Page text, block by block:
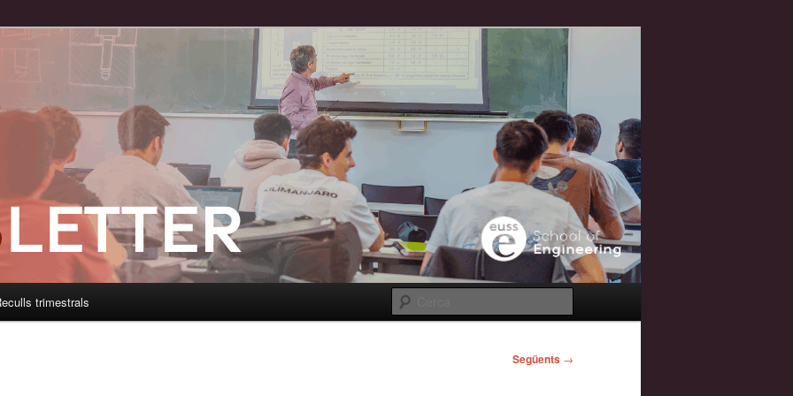
trimestrals
Següents →